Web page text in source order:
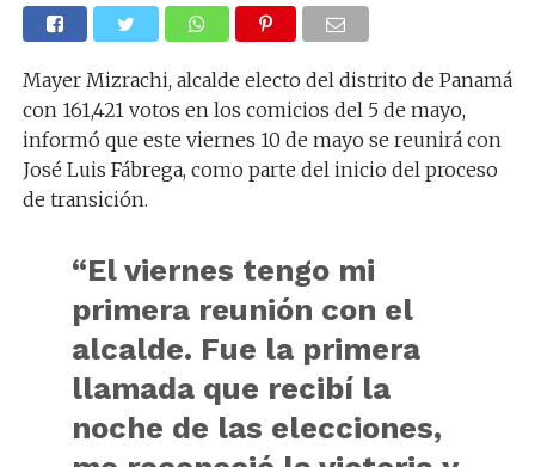
Mayer Mizrachi, alcalde electo del distrito de Panamá
con 161,421 votos en los comicios del 5 de mayo,
informó que este viernes 10 de mayo se reunirá con
José Luis Fábrega, como parte del inicio del proceso
de transición.
“El viernes tengo mi
primera reunión con el
alcalde. Fue la primera
llamada que recibí la
noche de las elecciones,